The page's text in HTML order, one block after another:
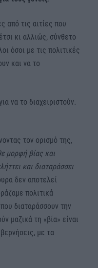
από τις αιτίες που
κι αλλιώς, σύνθετο
όσοι με τις πολιτικές
και να το
να το διαχειριστούν.
τον ορισμό της,
μορφή βίας και
και διαταράσσει
δεν αποτελεί
πολιτικά
διαταράσσουν την
μαζικά τη «βία» είναι
με τα